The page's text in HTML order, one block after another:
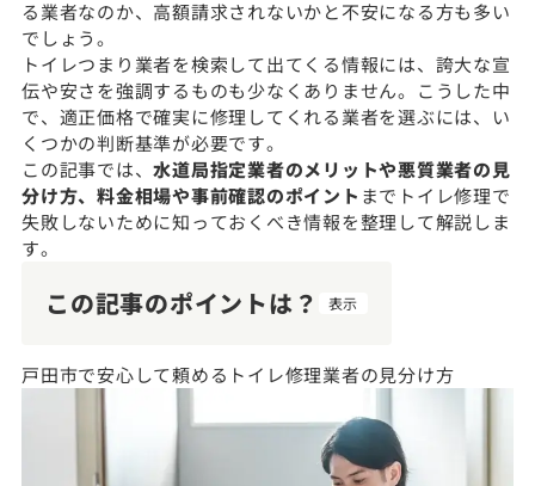
る業者なのか、高額請求されないかと不安になる方も多い
でしょう。
トイレつまり業者を検索して出てくる情報には、誇大な宣
伝や安さを強調するものも少なくありません。こうした中
で、適正価格で確実に修理してくれる業者を選ぶには、い
くつかの判断基準が必要です。
この記事では、水道局指定業者のメリットや悪質業者の見
分け方、料金相場や事前確認のポイント までトイレ修理で
失敗しないために知っておくべき情報を整理して解説しま
す。
この記事のポイントは？ 表示
戸田市で安心して頼めるトイレ修理業者の見分け方